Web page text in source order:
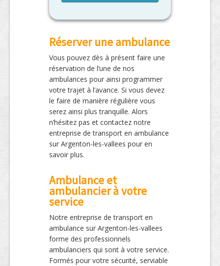
Réserver une ambulance
Vous pouvez dès à présent faire une
réservation de l’une de nos
ambulances pour ainsi programmer
votre trajet à l’avance. Si vous devez
le faire de manière régulière vous
serez ainsi plus tranquille. Alors
n’hésitez pas et contactez notre
entreprise de transport en ambulance
sur Argenton-les-vallees pour en
savoir plus.
Ambulance et
ambulancier à votre
service
Notre entreprise de transport en
ambulance sur Argenton-les-vallees
forme des professionnels
ambulanciers qui sont à votre service.
Formés pour votre sécurité, serviable